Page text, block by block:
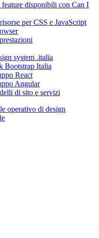
disponibili con Can I
per CSS e JavaScript
system .italia
Bootstrap Italia
React
Angular
di sito e servizi
operativo di design